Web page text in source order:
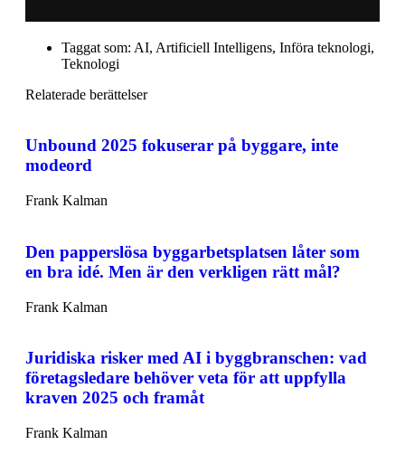
Taggat som: AI, Artificiell Intelligens, Införa teknologi,
Teknologi
Relaterade berättelser
Unbound 2025 fokuserar på byggare, inte
modeord
Frank Kalman
Den papperslösa byggarbetsplatsen låter som
en bra idé. Men är den verkligen rätt mål?
Frank Kalman
Juridiska risker med AI i byggbranschen: vad
företagsledare behöver veta för att uppfylla
kraven 2025 och framåt
Frank Kalman